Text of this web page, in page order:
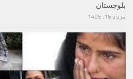
بلوچستان
مرداد 16, 1405